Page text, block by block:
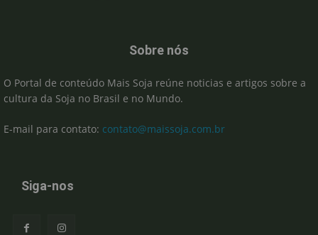
Sobre nós
O Portal de conteúdo Mais Soja reúne noticias e artigos sobre a
cultura da Soja no Brasil e no Mundo.
E-mail para contato: contato@maissoja.com.br
Siga-nos